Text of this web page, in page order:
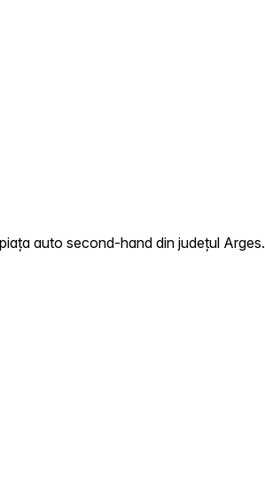
auto second-hand din județul Arges.